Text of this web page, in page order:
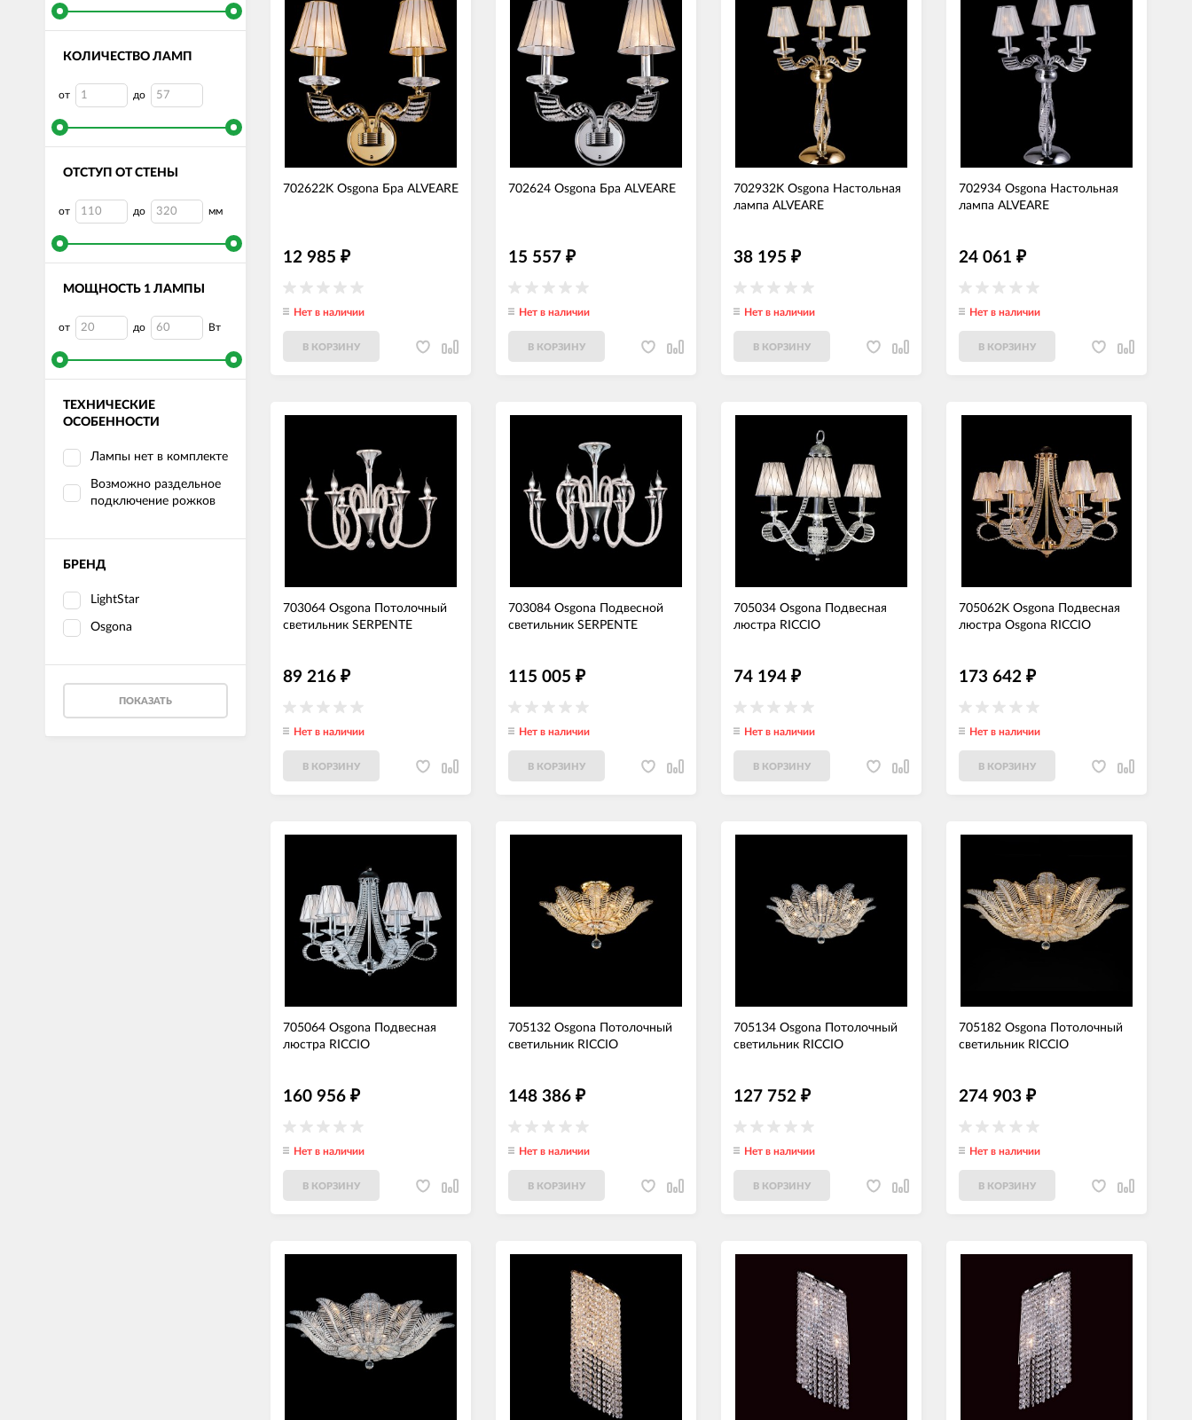
КОЛИЧЕСТВО ЛАМП
от до
ОТСТУП ОТ СТЕНЫ
от до мм
МОЩНОСТЬ 1 ЛАМПЫ
от до Вт
ТЕХНИЧЕСКИЕ
ОСОБЕННОСТИ
Лампы нет в комплекте
Возможно раздельное
подключение рожков
БРЕНД
LightStar
Osgona
ПОКАЗАТЬ
702622K Osgona Бра ALVEARE
12 985 ₽
Нет в наличии
В КОРЗИНУ
702624 Osgona Бра ALVEARE
15 557 ₽
Нет в наличии
В КОРЗИНУ
702932K Osgona Настольная
лампа ALVEARE
38 195 ₽
Нет в наличии
В КОРЗИНУ
702934 Osgona Настольная
лампа ALVEARE
24 061 ₽
Нет в наличии
В КОРЗИНУ
703064 Osgona Потолочный
светильник SERPENTE
89 216 ₽
Нет в наличии
В КОРЗИНУ
703084 Osgona Подвесной
светильник SERPENTE
115 005 ₽
Нет в наличии
В КОРЗИНУ
705034 Osgona Подвесная
люстра RICCIO
74 194 ₽
Нет в наличии
В КОРЗИНУ
705062K Osgona Подвесная
люстра Osgona RICCIO
173 642 ₽
Нет в наличии
В КОРЗИНУ
705064 Osgona Подвесная
люстра RICCIO
160 956 ₽
Нет в наличии
В КОРЗИНУ
705132 Osgona Потолочный
светильник RICCIO
148 386 ₽
Нет в наличии
В КОРЗИНУ
705134 Osgona Потолочный
светильник RICCIO
127 752 ₽
Нет в наличии
В КОРЗИНУ
705182 Osgona Потолочный
светильник RICCIO
274 903 ₽
Нет в наличии
В КОРЗИНУ